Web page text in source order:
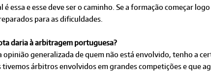
é essa e esse deve ser o caminho. Se a formação começar
para as dificuldades.
daria à arbitragem portuguesa?
opinião generalizada de quem não está envolvido, tenho a
tivemos árbitros envolvidos em grandes competições e que